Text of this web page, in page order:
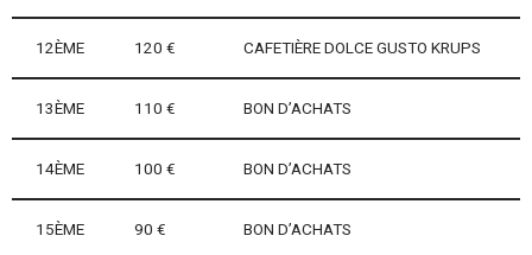
12ÈME 120 € CAFETIÈRE DOLCE GUSTO KRUPS
13ÈME 110 € BON D’ACHATS
14ÈME 100 € BON D’ACHATS
15ÈME 90 € BON D’ACHATS